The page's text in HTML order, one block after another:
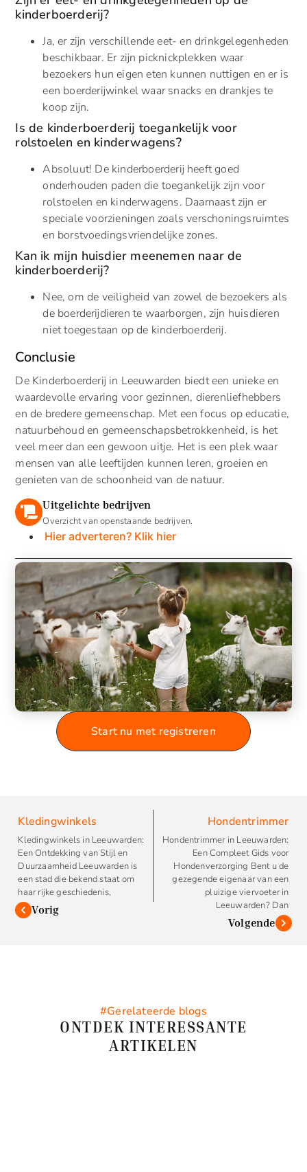
kinderboerderij?
Ja, er zijn verschillende eet- en drinkgelegenheden
beschikbaar. Er zijn picknickplekken waar
bezoekers hun eigen eten kunnen nuttigen en er is
een boerderijwinkel waar snacks en drankjes te
koop zijn.
Is de kinderboerderij toegankelijk voor
rolstoelen en kinderwagens?
Absoluut! De kinderboerderij heeft goed
onderhouden paden die toegankelijk zijn voor
rolstoelen en kinderwagens. Daarnaast zijn er
speciale voorzieningen zoals verschoningsruimtes
en borstvoedingsvriendelijke zones.
Kan ik mijn huisdier meenemen naar de
kinderboerderij?
Nee, om de veiligheid van zowel de bezoekers als
de boerderijdieren te waarborgen, zijn huisdieren
niet toegestaan op de kinderboerderij.
Conclusie
De Kinderboerderij in Leeuwarden biedt een unieke en
waardevolle ervaring voor gezinnen, dierenliefhebbers
en de bredere gemeenschap. Met een focus op educatie,
natuurbehoud en gemeenschapsbetrokkenheid, is het
veel meer dan een gewoon uitje. Het is een plek waar
mensen van alle leeftijden kunnen leren, groeien en
genieten van de schoonheid van de natuur.
Uitgelichte bedrijven
Overzicht van openstaande bedrijven.
Hier adverteren? Klik hier
Start nu met registreren
Kledingwinkels
Kledingwinkels in Leeuwarden:
Een Ontdekking van Stijl en
Duurzaamheid Leeuwarden is
een stad die bekend staat om
haar rijke geschiedenis,
Vorig
Hondentrimmer
Hondentrimmer in Leeuwarden:
Een Compleet Gids voor
Hondenverzorging Bent u de
gezegende eigenaar van een
pluizige viervoeter in
Leeuwarden? Dan
Volgende
#Gerelateerde blogs
ONTDEK INTERESSANTE
ARTIKELEN